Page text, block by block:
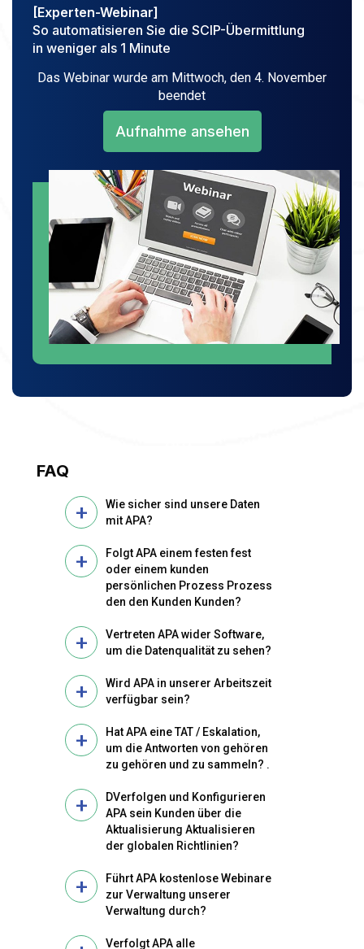
[Experten-Webinar]
So automatisieren Sie die SCIP-Übermittlung
in weniger als 1 Minute
Das Webinar wurde am Mittwoch, den 4. November
beendet
Aufnahme ansehen
FAQ
Wie sicher sind unsere Daten
mit APA?
Folgt APA einem festen fest
oder einem kunden
persönlichen Prozess Prozess
den den Kunden Kunden?
Vertreten APA wider Software,
um die Datenqualität zu sehen?
Wird APA in unserer Arbeitszeit
verfügbar sein?
Hat APA eine TAT / Eskalation,
um die Antworten von gehören
zu gehören und zu sammeln? .
DVerfolgen und Konfigurieren
APA sein Kunden über die
Aktualisierung Aktualisieren
der globalen Richtlinien?
Führt APA kostenlose Webinare
zur Verwaltung unserer
Verwaltung durch?
Verfolgt APA alle